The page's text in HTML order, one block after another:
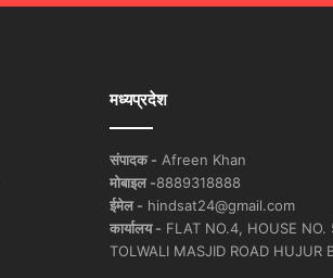
मध्यप्रदेश
संपादक - Afreen Khan
मोबाइल -8889318888
ईमेल - hindsat24@gmail.com
कार्यालय - FLAT NO.4, HOUSE
TOLWALI MASJID ROAD HUJUR